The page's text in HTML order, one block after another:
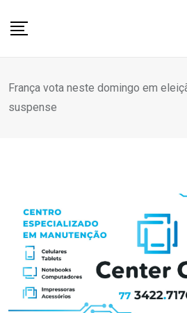
França vota neste domingo em
suspense